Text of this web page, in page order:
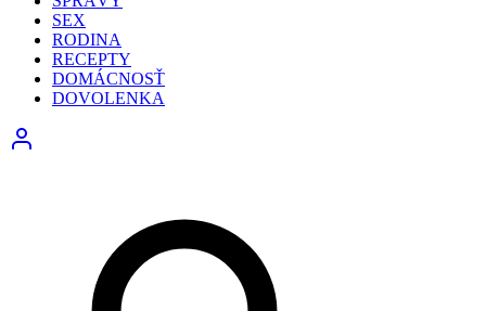
SEX
RODINA
RECEPTY
DOMÁCNOSŤ
DOVOLENKA